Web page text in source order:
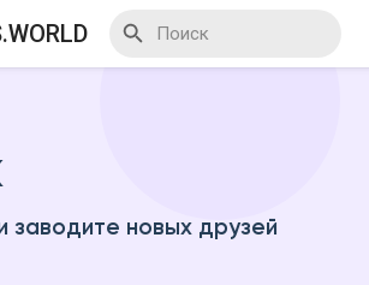
заводите новых друзей